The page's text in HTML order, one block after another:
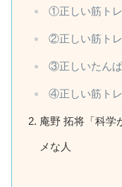
①正しい筋トレ
②正しい筋トレ
③正しいたん
④正しい筋ト
庵野 拓将「科学
メな人